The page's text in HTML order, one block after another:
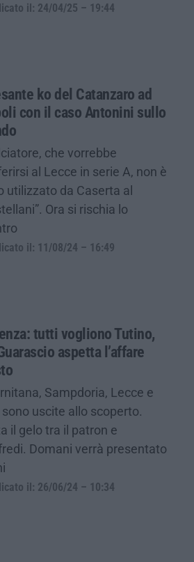
il: 24/04/25 – 19:44
ko del Catanzaro ad
con il caso Antonini sullo
che vorrebbe
al Lecce in serie A, non è
utilizzato da Caserta al
Ora si rischia lo
il: 11/08/24 – 16:49
tutti vogliono Tutino,
aspetta l’affare
Sampdoria, Lecce e
sono uscite allo scoperto.
il gelo tra il patron e
Domani verrà presentato
il: 26/06/24 – 10:34